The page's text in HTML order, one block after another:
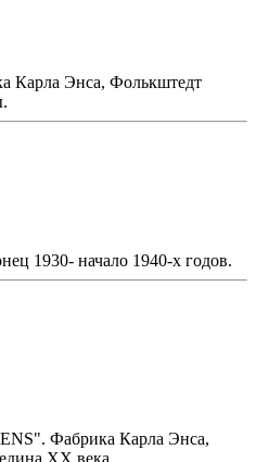
Карла Энса, Фолькштедт
1930- начало 1940-х годов.
Фабрика Карла Энса,
XX века.